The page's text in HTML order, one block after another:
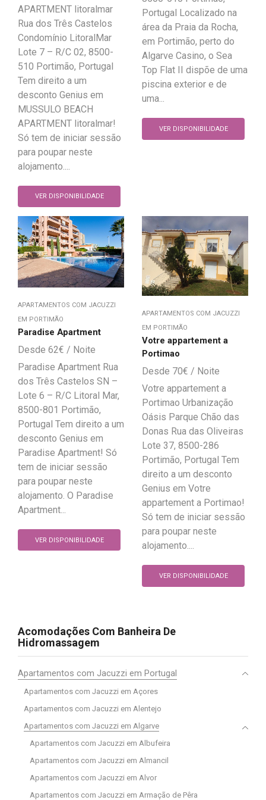
APARTMENT litoralmar
Rua dos Três Castelos
Condomínio LitoralMar
Lote 7 – R/C 02, 8500-
510 Portimão, Portugal
Tem direito a um
desconto Genius em
MUSSULO BEACH
APARTMENT litoralmar!
Só tem de iniciar sessão
para poupar neste
alojamento....
VER DISPONIBILIDADE
Portugal Localizado na
área da Praia da Rocha,
em Portimão, perto do
Algarve Casino, o Sea
Top Flat II dispõe de uma
piscina exterior e de
uma...
VER DISPONIBILIDADE
APARTAMENTOS COM JACUZZI
EM PORTIMÃO
Paradise Apartment
62€
Paradise Apartment Rua
dos Três Castelos SN –
Lote 6 – R/C Litoral Mar,
8500-801 Portimão,
Portugal Tem direito a um
desconto Genius em
Paradise Apartment! Só
tem de iniciar sessão
para poupar neste
alojamento. O Paradise
Apartment...
VER DISPONIBILIDADE
APARTAMENTOS COM JACUZZI
EM PORTIMÃO
Votre appartement a
Portimao
70€
Votre appartement a
Portimao Urbanização
Oásis Parque Chão das
Donas Rua das Oliveiras
Lote 37, 8500-286
Portimão, Portugal Tem
direito a um desconto
Genius em Votre
appartement a Portimao!
Só tem de iniciar sessão
para poupar neste
alojamento....
VER DISPONIBILIDADE
Acomodações Com Banheira De
Hidromassagem
Apartamentos com Jacuzzi em Portugal
Apartamentos com Jacuzzi em Açores
Apartamentos com Jacuzzi em Alentejo
Apartamentos com Jacuzzi em Algarve
Apartamentos com Jacuzzi em Albufeira
Apartamentos com Jacuzzi em Almancil
Apartamentos com Jacuzzi em Alvor
Apartamentos com Jacuzzi em Armação de Pêra